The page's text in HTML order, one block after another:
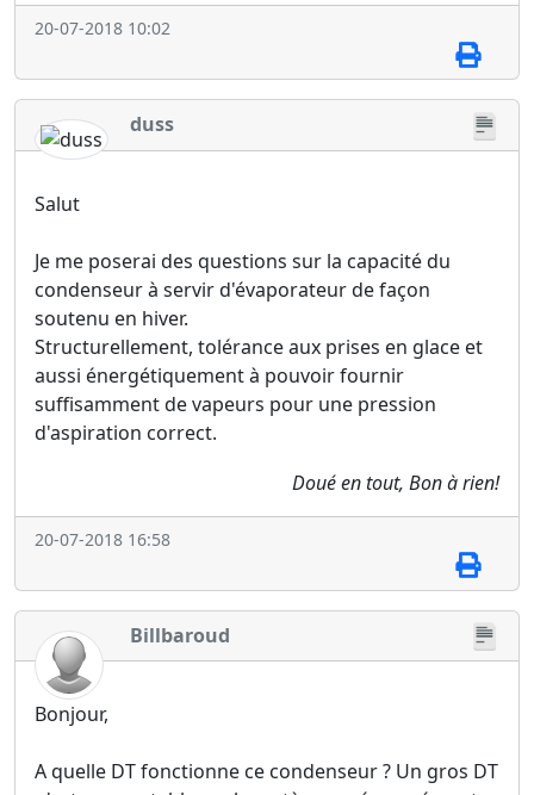
20-07-2018 10:02
duss
Salut
Je me poserai des questions sur la capacité du
condenseur à servir d'évaporateur de façon
soutenu en hiver.
Structurellement, tolérance aux prises en glace et
aussi énergétiquement à pouvoir fournir
suffisamment de vapeurs pour une pression
d'aspiration correct.
Doué en tout, Bon à rien!
20-07-2018 16:58
Billbaroud
Bonjour,
A quelle DT fonctionne ce condenseur ? Un gros DT